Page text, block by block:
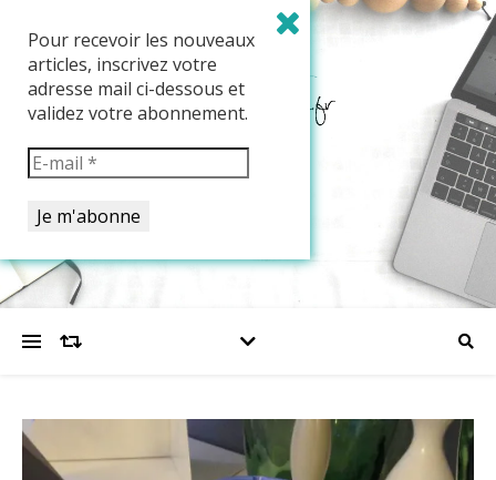
Pour recevoir les nouveaux
articles, inscrivez votre
adresse mail ci-dessous et
validez votre abonnement.